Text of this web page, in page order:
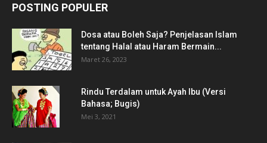
POSTING POPULER
Dosa atau Boleh Saja? Penjelasan Islam
tentang Halal atau Haram Bermain...
Maret 26, 2023
Rindu Terdalam untuk Ayah Ibu (Versi
Bahasa; Bugis)
Mei 3, 2021